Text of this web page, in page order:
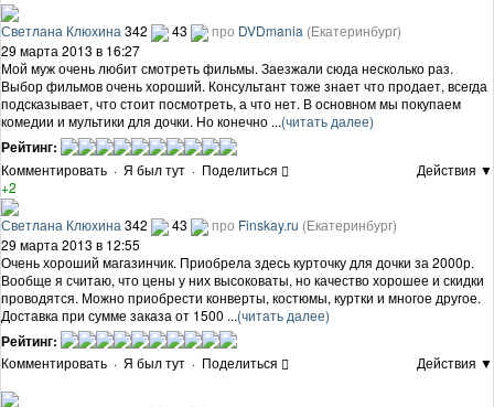
Светлана Клюхина 342 43 про DVDmania (Екатеринбург)
29 марта 2013 в 16:27
Мой муж очень любит смотреть фильмы. Заезжали сюда несколько раз.
Выбор фильмов очень хороший. Консультант тоже знает что продает, всегда
подсказывает, что стоит посмотреть, а что нет. В основном мы покупаем
комедии и мультики для дочки. Но конечно ...(читать далее)
Рейтинг:
Комментировать · Я был тут · Поделиться
Действия ▼
+2
Светлана Клюхина 342 43 про Finskay.ru (Екатеринбург)
29 марта 2013 в 12:55
Очень хороший магазинчик. Приобрела здесь курточку для дочки за 2000р.
Вообще я считаю, что цены у них высоковаты, но качество хорошее и скидки
проводятся. Можно приобрести конверты, костюмы, куртки и многое другое.
Доставка при сумме заказа от 1500 ...(читать далее)
Рейтинг:
Комментировать · Я был тут · Поделиться Действия ▼